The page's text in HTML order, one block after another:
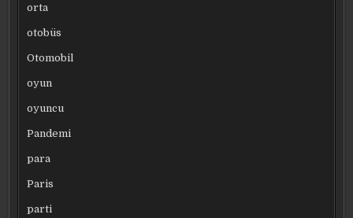
orta
otobüs
Otomobil
oyun
oyuncu
Pandemi
para
Paris
parti